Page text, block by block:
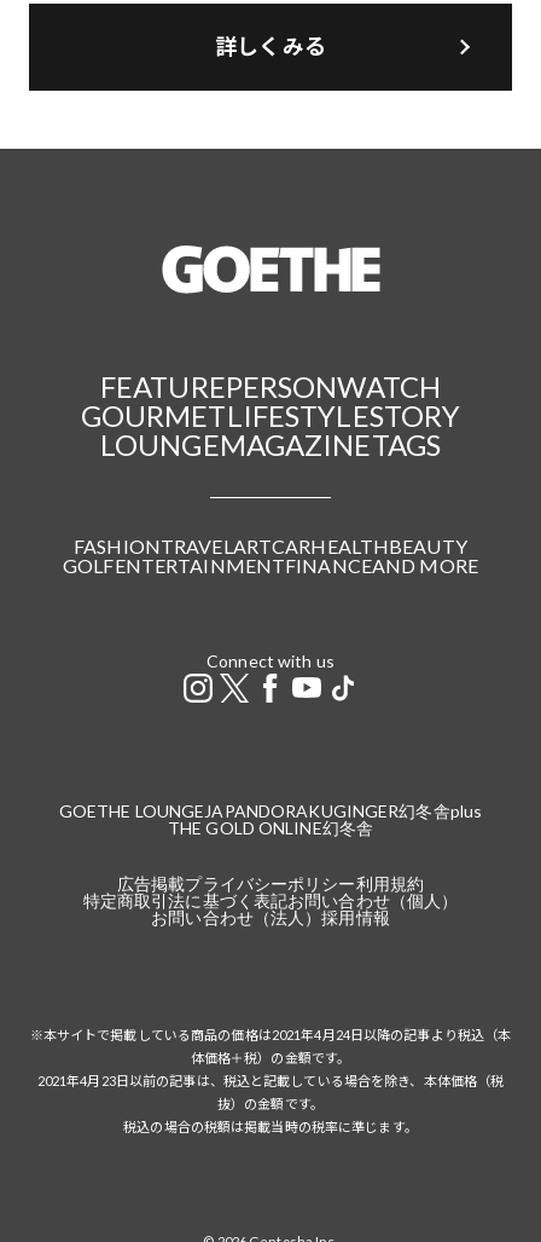
詳しくみる
FEATUREPERSONWATCH
GOURMETLIFESTYLESTORY
LOUNGEMAGAZINETAGS
FASHIONTRAVELARTCARHEALTHBEAUTY
GOLFENTERTAINMENTFINANCEAND MORE
Connect with us
GOETHE LOUNGE JAPANDORAKUGINGER幻冬舎plus
THE GOLD ONLINE幻冬舎
広告掲載プライバシーポリシー利用規約
特定商取引法に基づく表記お問い合わせ（個人）
お問い合わせ（法人）採用情報
※本サイトで掲載している商品の価格は2021年4月24日以降の記事より税込（本
体価格＋税）の金額です。
2021年4月23日以前の記事は、税込と記載している場合を除き、本体価格（税
抜）の金額です。
税込の場合の税額は掲載当時の税率に準じます。